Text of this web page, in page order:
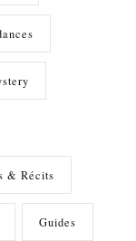
& Récits
Guides